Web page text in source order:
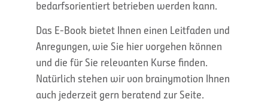
bedarfsorientiert betrieben werden kann.
Das E-Book bietet Ihnen einen Leitfaden und
Anregungen, wie Sie hier vorgehen können
und die für Sie relevanten Kurse finden.
Natürlich stehen wir von brainymotion Ihnen
auch jederzeit gern beratend zur Seite.